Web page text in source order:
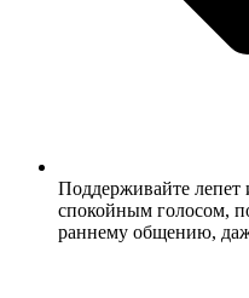
Поддерживайте лепет
спокойным голосом,
раннему общению,